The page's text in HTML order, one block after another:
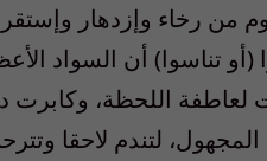
من رخاء وإزدهار
(أو تناسوا) أن السواد
اللحظة، وكابرت
لتندم لاحقا